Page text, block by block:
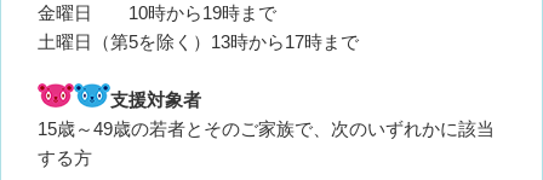
金曜日 10時から19時まで
土曜日（第5を除く）13時から17時まで
支援対象者
15歳～49歳の若者とそのご家族で、次のいずれかに該当
する方